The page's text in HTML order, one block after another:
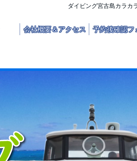
ダイビング宮古島カラカ
会社概要＆アクセス 予約後確認フ